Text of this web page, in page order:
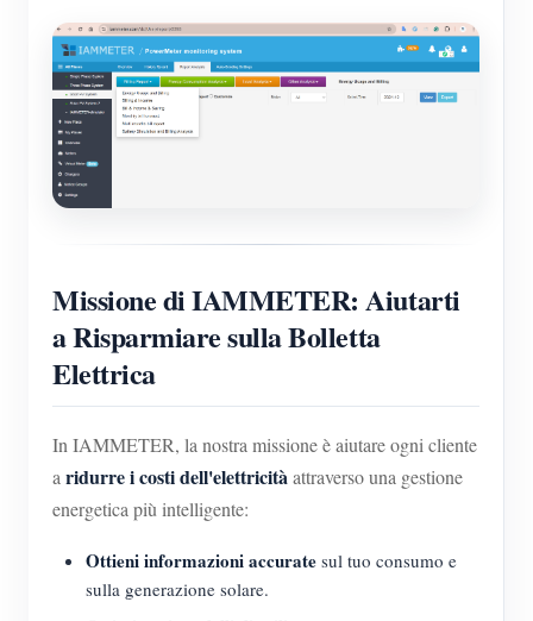
Missione di IAMMETER: Aiutarti
a Risparmiare sulla Bolletta
Elettrica
In IAMMETER, la nostra missione è aiutare ogni cliente
a ridurre i costi dell'elettricità attraverso una gestione
energetica più intelligente:
Ottieni informazioni accurate sul tuo consumo e
sulla generazione solare.